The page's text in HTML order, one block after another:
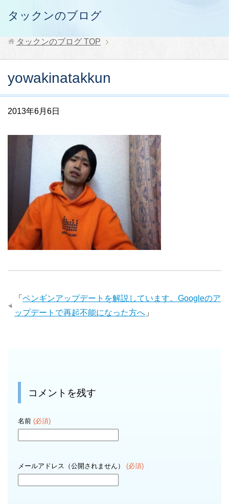
タックンのブログ
タックンのブログ TOP
yowakinatakkun
2013年6月6日
「 ペンギンアップデートを解説しています。Googleのア
ップデートで再起不能になった方へ 」
コメントを残す
名前 (必須)
メールアドレス（公開されません） (必須)